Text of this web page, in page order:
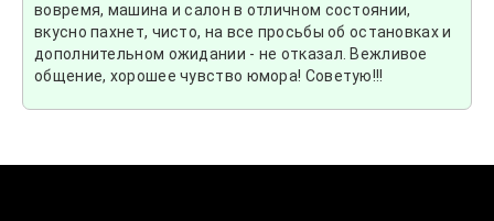
вовремя, машина и салон в отличном состоянии,
вкусно пахнет, чисто, на все просьбы об остановках и
дополнительном ожидании - не отказал. Вежливое
общение, хорошее чувство юмора! Советую!!!